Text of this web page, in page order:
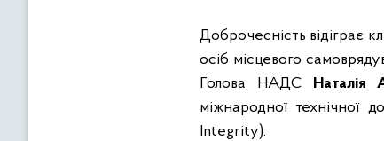
Доброчесність відіграє
осіб місцевого
Голова НАДС Наталія
міжнародної технічної
Integrity).